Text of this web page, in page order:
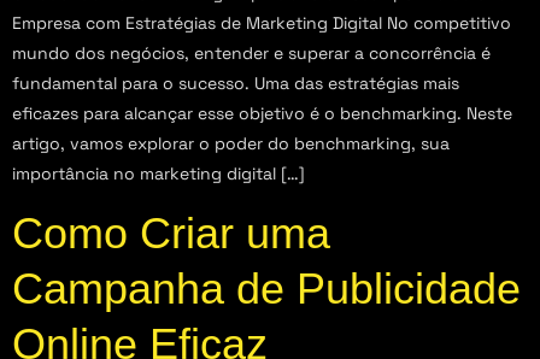
Empresa com Estratégias de Marketing Digital No competitivo
mundo dos negócios, entender e superar a concorrência é
fundamental para o sucesso. Uma das estratégias mais
eficazes para alcançar esse objetivo é o benchmarking. Neste
artigo, vamos explorar o poder do benchmarking, sua
importância no marketing digital […]
Como Criar uma
Campanha de Publicidade
Online Eficaz